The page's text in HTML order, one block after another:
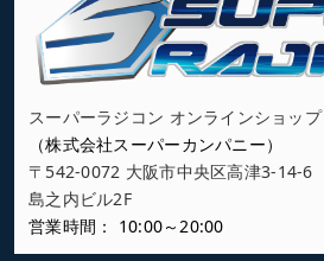
スーパーラジコン オンラインショップ
（株式会社スーパーカンパニー）
〒542-0072 大阪市中央区高津3-14-6
島之内ビル2F
営業時間： 10:00～20:00